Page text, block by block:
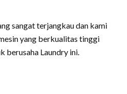
sangat terjangkau dan kami
yang berkualitas tinggi
berusaha Laundry ini.